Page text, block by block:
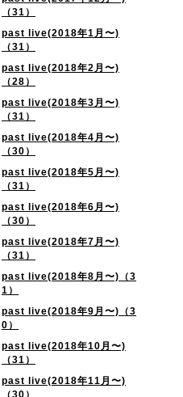
（31）
past live(2018年1月〜)
（31）
past live(2018年2月〜)
（28）
past live(2018年3月〜)
（31）
past live(2018年4月〜)
（30）
past live(2018年5月〜)
（31）
past live(2018年6月〜)
（30）
past live(2018年7月〜)
（31）
past live(2018年8月〜)（3
1）
past live(2018年9月〜)（3
0）
past live(2018年10月〜)
（31）
past live(2018年11月〜)
（30）